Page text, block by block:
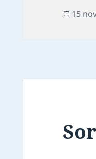
Publié
15